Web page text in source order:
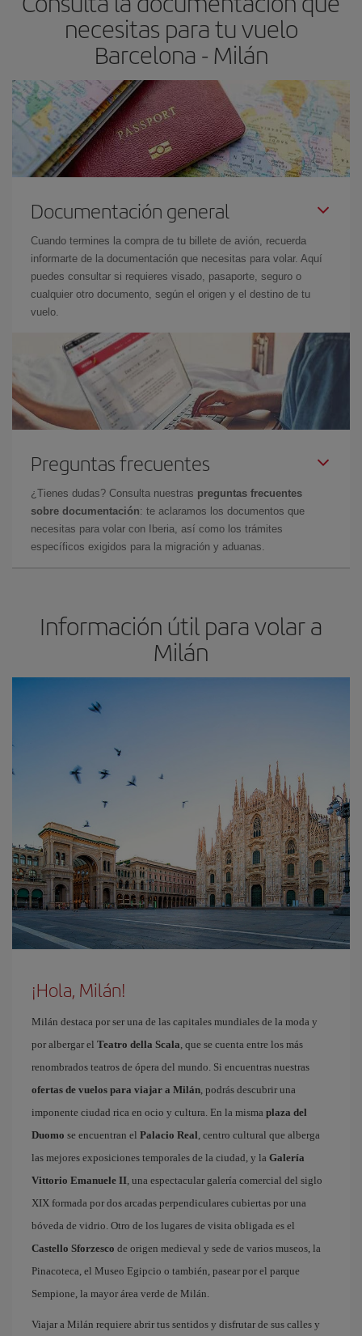
necesitas para tu vuelo
Barcelona - Milán
Documentación general
Cuando termines la compra de tu billete de avión, recuerda
informarte de la documentación que necesitas para volar. Aquí
puedes consultar si requieres visado, pasaporte, seguro o
cualquier otro documento, según el origen y el destino de tu
vuelo.
Preguntas frecuentes
¿Tienes dudas? Consulta nuestras preguntas frecuentes
sobre documentación: te aclaramos los documentos que
necesitas para volar con Iberia, así como los trámites
específicos exigidos para la migración y aduanas.
Información útil para volar a
Milán
¡Hola, Milán!
Milán destaca por ser una de las capitales mundiales de la moda y
por albergar el Teatro della Scala, que se cuenta entre los más
renombrados teatros de ópera del mundo. Si encuentras nuestras
ofertas de vuelos para viajar a Milán, podrás descubrir una
imponente ciudad rica en ocio y cultura. En la misma plaza del
Duomo se encuentran el Palacio Real, centro cultural que alberga
las mejores exposiciones temporales de la ciudad, y la Galería
Vittorio Emanuele II, una espectacular galería comercial del siglo
XIX formada por dos arcadas perpendiculares cubiertas por una
bóveda de vidrio. Otro de los lugares de visita obligada es el
Castello Sforzesco de origen medieval y sede de varios museos, la
Pinacoteca, el Museo Egipcio o también, pasear por el parque
Sempione, la mayor área verde de Milán.
Viajar a Milán requiere abrir tus sentidos y disfrutar de sus calles y